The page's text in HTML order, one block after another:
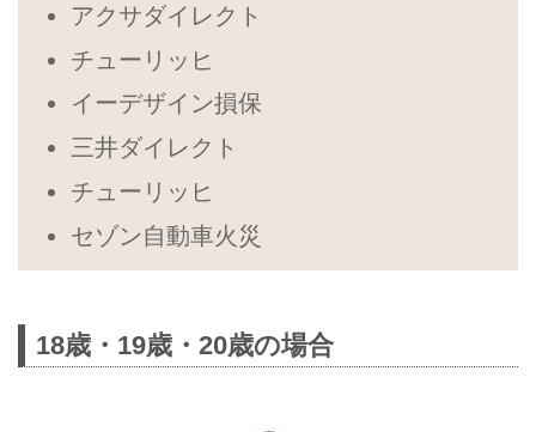
アクサダイレクト
チューリッヒ
イーデザイン損保
三井ダイレクト
チューリッヒ
セゾン自動車火災
18歳・19歳・20歳の場合